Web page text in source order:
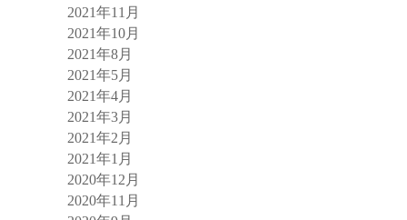
2021年11月
2021年10月
2021年8月
2021年5月
2021年4月
2021年3月
2021年2月
2021年1月
2020年12月
2020年11月